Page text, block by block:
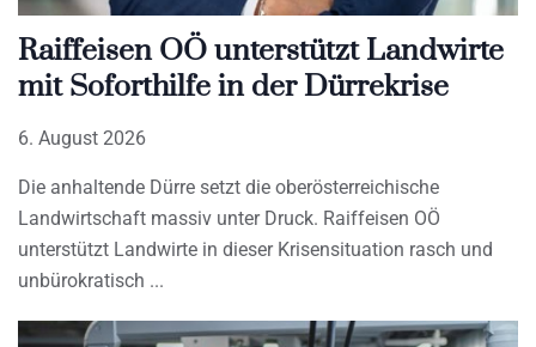
Raiffeisen OÖ unterstützt Landwirte
mit Soforthilfe in der Dürrekrise
6. August 2026
Die anhaltende Dürre setzt die oberösterreichische
Landwirtschaft massiv unter Druck. Raiffeisen OÖ
unterstützt Landwirte in dieser Krisensituation rasch und
unbürokratisch